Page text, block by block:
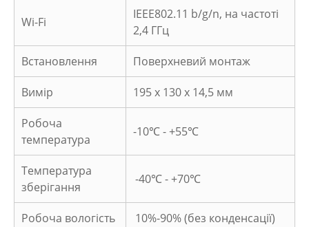
Wi-Fi
IEEE802.11 b/g/n, на частоті
2,4 ГГц
Встановлення Поверхневий монтаж
Вимір 195 x 130 x 14,5 мм
Робоча
температура
-10℃ - +55℃
Температура
зберігання
-40℃ - +70℃
Робоча вологість 10%-90% (без конденсації)